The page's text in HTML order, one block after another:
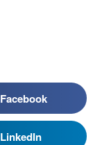
Facebook
LinkedIn